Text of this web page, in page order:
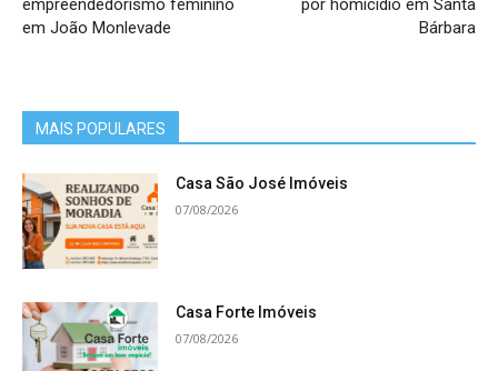
empreendedorismo feminino
em João Monlevade
por homicídio em Santa
Bárbara
MAIS POPULARES
Casa São José Imóveis
07/08/2026
Casa Forte Imóveis
07/08/2026